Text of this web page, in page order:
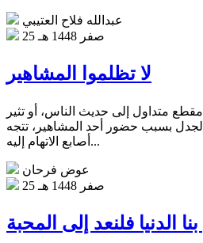
عبدالله فلاح العتيبي
25 صفر 1448 هـ
لا تظلموا المشاهير
متداول إلى حديث الناس، أو تثير
بسبب حضور أحد المشاهير، تتجه
أصابع الاتهام إليه...
عوض فرحان
25 صفر 1448 هـ
الدنيا فلنعد إلى المحبة